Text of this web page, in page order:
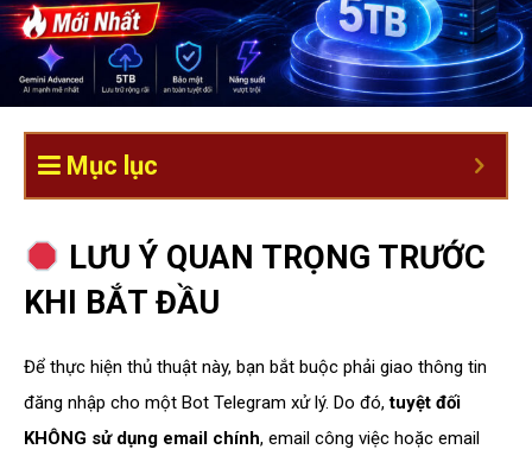
Mục lục
LƯU Ý QUAN TRỌNG TRƯỚC
KHI BẮT ĐẦU
Để thực hiện thủ thuật này, bạn bắt buộc phải giao thông tin
đăng nhập cho một Bot Telegram xử lý. Do đó,tuyệt đối
KHÔNG sử dụng email chính, email công việc hoặc email